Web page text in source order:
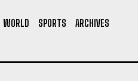
WORLD SPORTS
ARCHIVES